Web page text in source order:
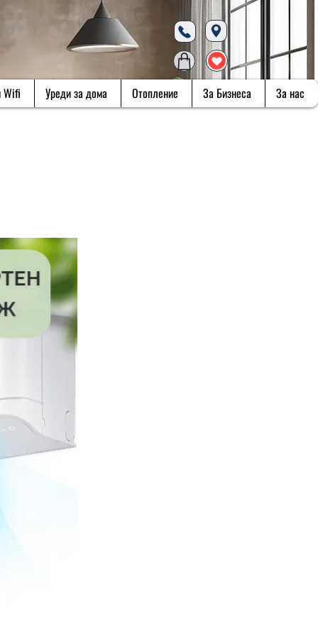
Wifi Уреди за дома Отопление За Бизнеса За нас